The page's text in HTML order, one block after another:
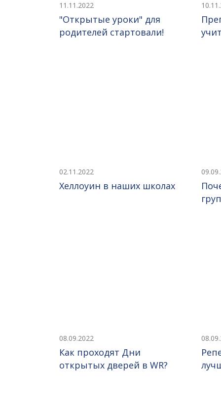
11.11.2022
"Открытые уроки" для
родителей стартовали!
02.11.2022
Хеллоуин в наших школах
08.09.2022
Как проходят Дни
открытых дверей в WR?